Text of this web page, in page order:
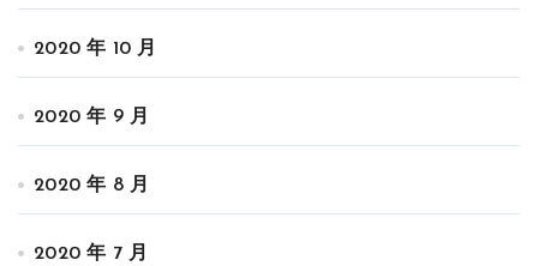
2020 年 10 月
2020 年 9 月
2020 年 8 月
2020 年 7 月